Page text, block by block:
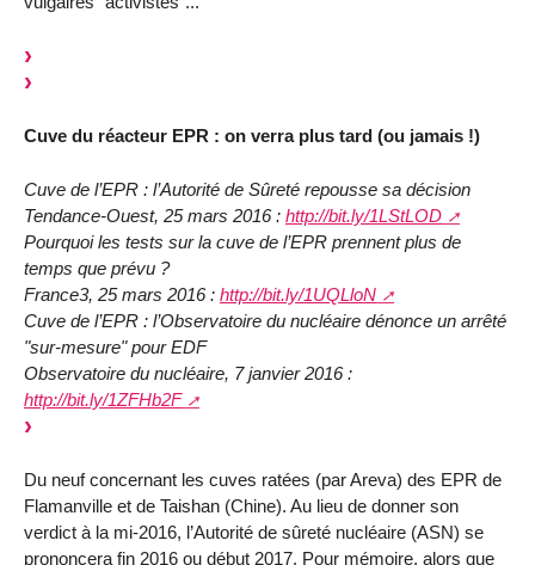
Cuve du réacteur EPR : on verra plus tard (ou jamais !)
Cuve de l’EPR : l’Autorité de Sûreté repousse sa décision
Tendance-Ouest, 25 mars 2016 : http://bit.ly/1LStLOD
Pourquoi les tests sur la cuve de l’EPR prennent plus de
temps que prévu ?
France3, 25 mars 2016 : http://bit.ly/1UQLloN
Cuve de l’EPR : l’Observatoire du nucléaire dénonce un arrêté
"sur-mesure" pour EDF
Observatoire du nucléaire, 7 janvier 2016 :
http://bit.ly/1ZFHb2F
Du neuf concernant les cuves ratées (par Areva) des EPR de
Flamanville et de Taishan (Chine). Au lieu de donner son
verdict à la mi-2016, l’Autorité de sûreté nucléaire (ASN) se
prononcera fin 2016 ou début 2017. Pour mémoire, alors que